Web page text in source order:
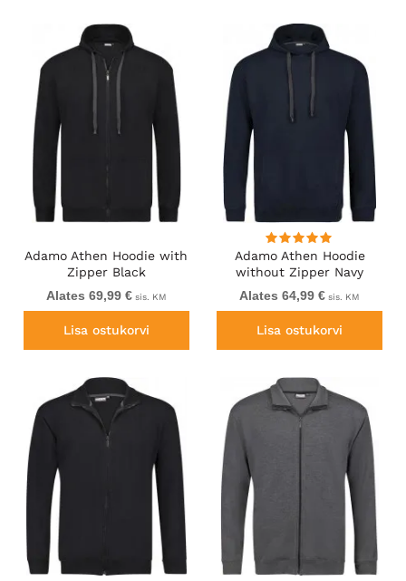
Adamo Athen Hoodie with
Zipper Black
Alates 69,99 €sis. KM
Lisa ostukorvi
Adamo Athen Hoodie
without Zipper Navy
Alates 64,99 € sis. KM
Lisa ostukorvi